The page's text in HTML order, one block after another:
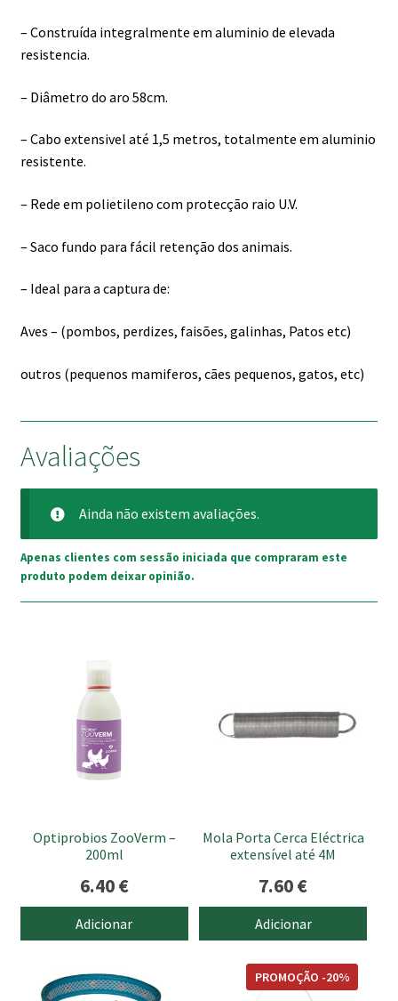
– Construída integralmente em aluminio de elevada
resistencia.
– Diâmetro do aro 58cm.
– Cabo extensivel até 1,5 metros, totalmente em aluminio
resistente.
– Rede em polietileno com protecção raio U.V.
– Saco fundo para fácil retenção dos animais.
– Ideal para a captura de:
Aves – (pombos, perdizes, faisões, galinhas, Patos etc)
outros (pequenos mamiferos, cães pequenos, gatos, etc)
Avaliações
Ainda não existem avaliações.
Apenas clientes com sessão iniciada que compraram este
produto podem deixar opinião.
Optiprobios ZooVerm –
200ml
6.40€
Adicionar
Mola Porta Cerca Eléctrica
extensível até 4M
7.60€
Adicionar
product
PROMOÇÃO -20%